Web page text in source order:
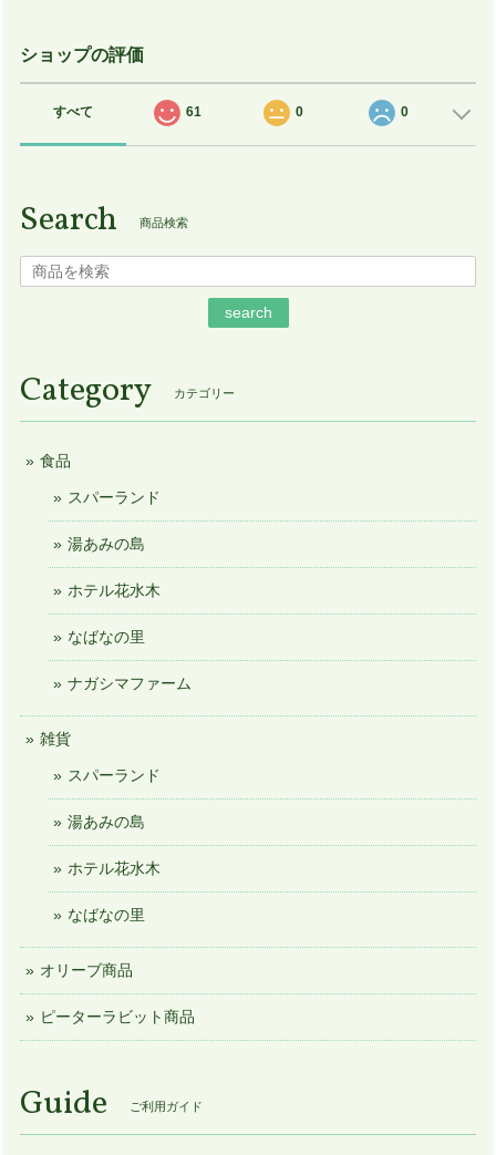
ショップの評価
すべて 61 0 0
Search 商品検索
search
Category カテゴリー
食品
スパーランド
湯あみの島
ホテル花水木
なばなの里
ナガシマファーム
雑貨
スパーランド
湯あみの島
ホテル花水木
なばなの里
オリーブ商品
ピーターラビット商品
Guide ご利用ガイド